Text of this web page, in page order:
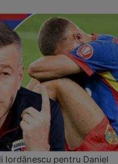
Iordănescu pentru Daniel